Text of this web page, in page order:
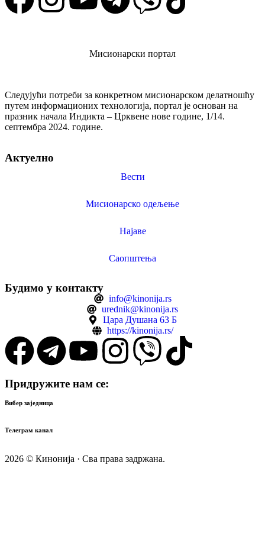
Мисионарски портал
Следујући потреби за конкретном мисионарском делатношћу
путем информационих технологија, портал је основан на
празник начала Индикта – Црквене нове године, 1/14.
септембра 2024. године.
Актуелно
Вести
Мисионарско одељење
Најаве
Саопштења
Будимо у контакту
info@kinonija.rs
urednik@kinonija.rs
Цара Душана 63 Б
https://kinonija.rs/
Придружите нам се:
Вибер заједница
Телеграм канал
2026 © Кинонија · Сва права задржана.